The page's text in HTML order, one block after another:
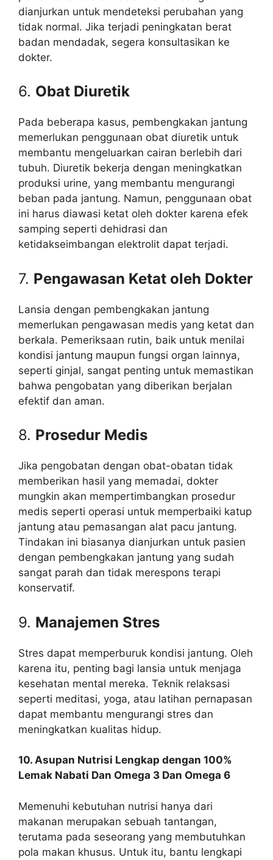
dianjurkan untuk mendeteksi perubahan yang
tidak normal. Jika terjadi peningkatan berat
badan mendadak, segera konsultasikan ke
dokter.
6. Obat Diuretik
Pada beberapa kasus, pembengkakan jantung
memerlukan penggunaan obat diuretik untuk
membantu mengeluarkan cairan berlebih dari
tubuh. Diuretik bekerja dengan meningkatkan
produksi urine, yang membantu mengurangi
beban pada jantung. Namun, penggunaan obat
ini harus diawasi ketat oleh dokter karena efek
samping seperti dehidrasi dan
ketidakseimbangan elektrolit dapat terjadi.
7. Pengawasan Ketat oleh Dokter
Lansia dengan pembengkakan jantung
memerlukan pengawasan medis yang ketat dan
berkala. Pemeriksaan rutin, baik untuk menilai
kondisi jantung maupun fungsi organ lainnya,
seperti ginjal, sangat penting untuk memastikan
bahwa pengobatan yang diberikan berjalan
efektif dan aman.
8. Prosedur Medis
Jika pengobatan dengan obat-obatan tidak
memberikan hasil yang memadai, dokter
mungkin akan mempertimbangkan prosedur
medis seperti operasi untuk memperbaiki katup
jantung atau pemasangan alat pacu jantung.
Tindakan ini biasanya dianjurkan untuk pasien
dengan pembengkakan jantung yang sudah
sangat parah dan tidak merespons terapi
konservatif.
9. Manajemen Stres
Stres dapat memperburuk kondisi jantung. Oleh
karena itu, penting bagi lansia untuk menjaga
kesehatan mental mereka. Teknik relaksasi
seperti meditasi, yoga, atau latihan pernapasan
dapat membantu mengurangi stres dan
meningkatkan kualitas hidup.
10. Asupan Nutrisi Lengkap dengan 100%
Lemak Nabati Dan Omega 3 Dan Omega 6
Memenuhi kebutuhan nutrisi hanya dari
makanan merupakan sebuah tantangan,
terutama pada seseorang yang membutuhkan
pola makan khusus. Untuk itu, bantu lengkapi